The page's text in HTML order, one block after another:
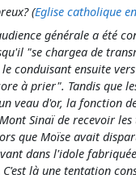
(Eglise catholique
générale a été
"se chargea de
conduisant ensuite
à prier". Tandis que
veau d'or, la fonction
Sinaï de recevoir
que Moïse avait
dans l'idole
là une tentation